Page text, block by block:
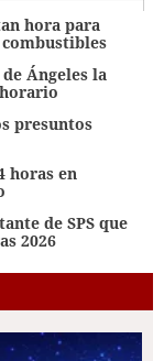
hora para
Ángeles la
presuntos
horas en
de SPS que
2026